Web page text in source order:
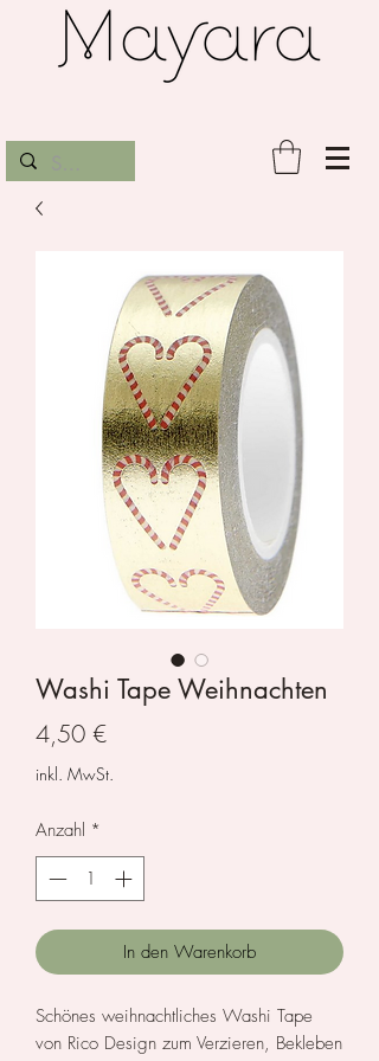
Washi Tape Weihnachten
4,50 €Preis
inkl. MwSt.
Anzahl *
In den Warenkorb
Schönes weihnachtliches Washi Tape
von Rico Design zum Verzieren, Bekleben